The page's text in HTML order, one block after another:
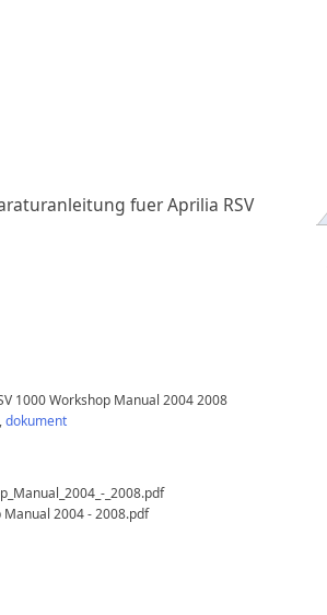
fuer Aprilia RSV
1000 Workshop Manual 2004 2008
,dokument
_2008.pdf
Manual 2004 - 2008.pdf